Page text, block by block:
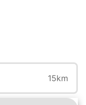
15km